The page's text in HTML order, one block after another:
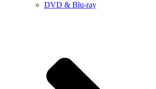
DVD & Blu-ray